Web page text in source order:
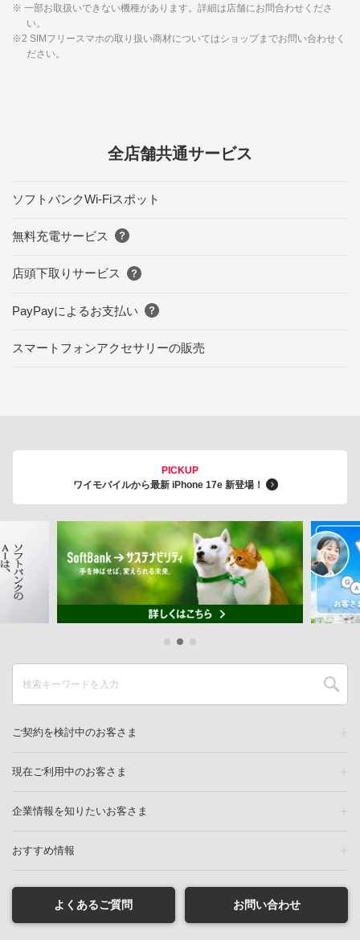
※ 一部お取扱いできない機種があります。詳細は店舗にお問合わせくださ
い。
※2 SIMフリースマホの取り扱い商材についてはショップまでお問い合わせく
ださい。
全店舗共通サービス
ソフトバンクWi-Fiスポット
無料充電サービス
店頭下取りサービス
PayPayによるお支払い
スマートフォンアクセサリーの販売
PICKUP
ワイモバイルから最新 iPhone 17e 新登場！
ご契約を検討中のお客さま
現在ご利用中のお客さま
企業情報を知りたいお客さま
おすすめ情報
よくあるご質問 お問い合わせ